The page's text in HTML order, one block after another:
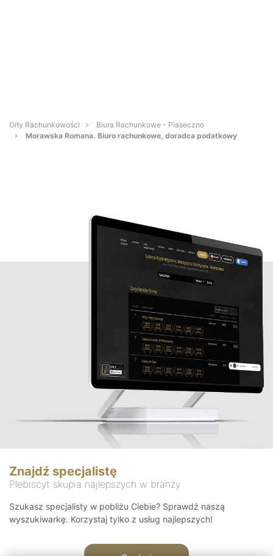
Orły Rachunkowości
Biura Rachunkowe - Piaseczno
Morawska Romana. Biuro rachunkowe, doradca podatkowy
Znajdź specjalistę
Plebiscyt skupia najlepszych w branży
Szukasz specjalisty w pobliżu Ciebie? Sprawdź naszą
wyszukiwarkę. Korzystaj tylko z usług najlepszych!